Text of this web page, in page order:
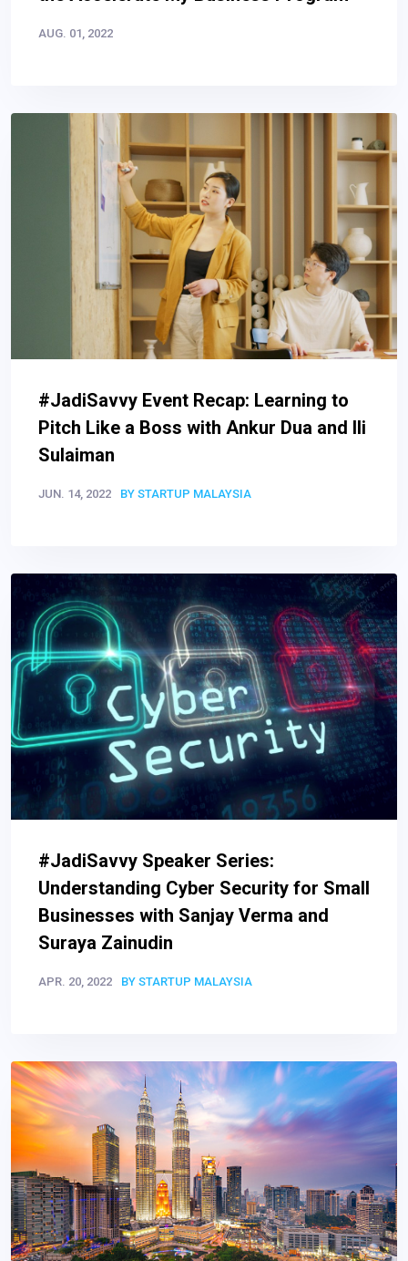
AUG. 01, 2022
#JadiSavvy Event Recap: Learning to
Pitch Like a Boss with Ankur Dua and Ili
Sulaiman
JUN. 14, 2022 BY STARTUP MALAYSIA
#JadiSavvy Speaker Series:
Understanding Cyber Security for Small
Businesses with Sanjay Verma and
Suraya Zainudin
APR. 20, 2022 BY STARTUP MALAYSIA